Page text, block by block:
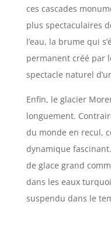
ces cascades
plus spectaculaires
l’eau, la brume qui
permanent créé par
spectacle naturel
Enfin, le glacier
longuement.
du monde en recul,
dynamique
de glace grand
dans les eaux
suspendu dans le